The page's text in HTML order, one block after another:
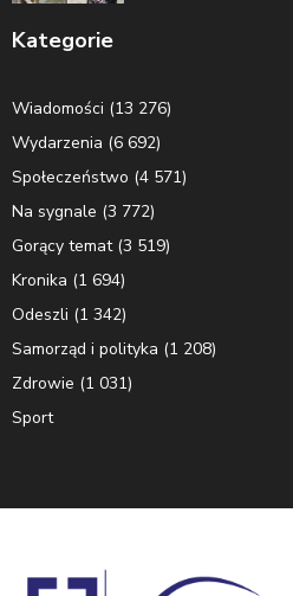
Kategorie
Wiadomości (13 276)
Wydarzenia (6 692)
Społeczeństwo (4 571)
Na sygnale (3 772)
Gorący temat(3 519)
Kronika (1 694)
Odeszli (1 342)
Samorząd i polityka (1 208)
Zdrowie (1 031)
Sport